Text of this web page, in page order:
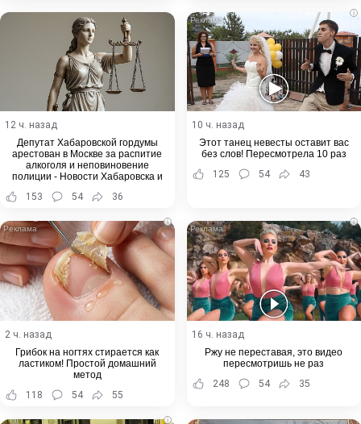
12 ч. назад
Депутат Хабаровской гордумы
арестован в Москве за распитие
алкоголя и неповиновение
полиции - Новости Хабаровска и
153 54 36
i
10 ч. назад
Этот танец невесты оставит вас
без слов! Пересмотрела 10 раз
125
54 43
i
2 ч. назад
Грибок на ногтях стирается как
ластиком! Простой домашний
метод
118
54 55
i
16 ч. назад
Ржу не переставая, это видео
пересмотришь не раз
248
54 35
i